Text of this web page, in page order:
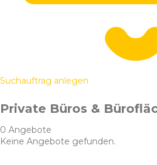
Suchauftrag anlegen
Private Büros &
0 Angebote
Keine Angebote gefunden.